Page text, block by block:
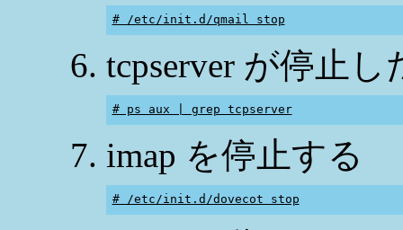
# /etc/init.d/qmail stop
tcpserver が停止
# ps aux | grep tcpserver
imap を停止する
# /etc/init.d/dovecot stop